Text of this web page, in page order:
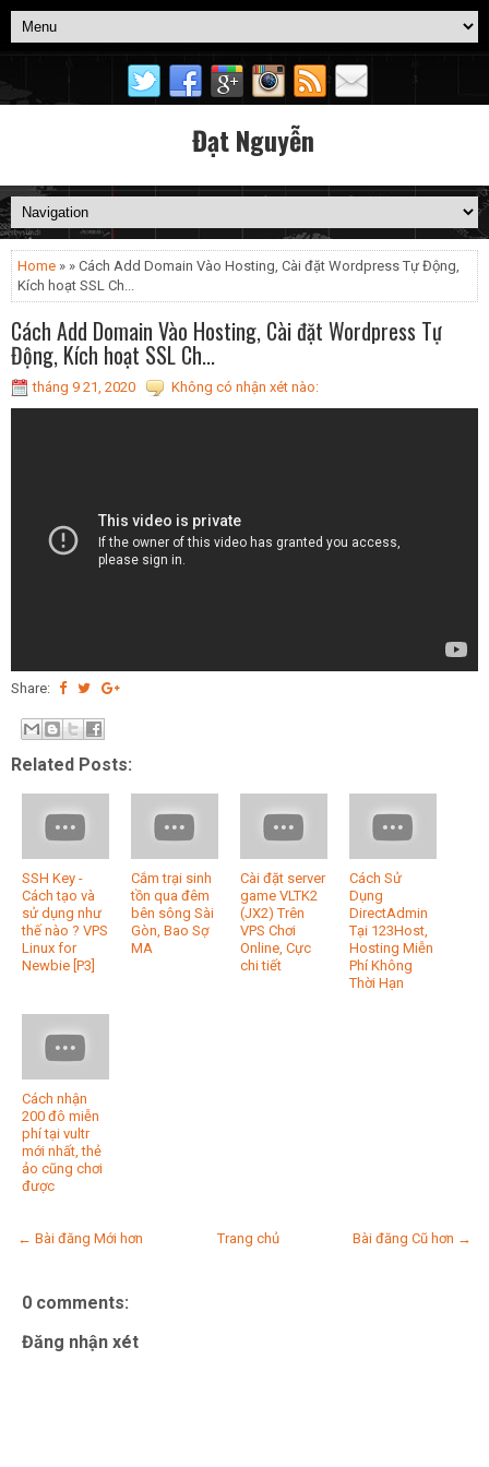
Đạt Nguyễn
Home » » Cách Add Domain Vào Hosting, Cài đặt Wordpress Tự Động,
Kích hoạt SSL Ch...
Cách Add Domain Vào Hosting, Cài đặt Wordpress Tự
Động, Kích hoạt SSL Ch...
tháng 9 21, 2020 Không có nhận xét nào:
Share:
Related Posts:
SSH Key -
Cách tạo và
sử dụng như
thế nào ? VPS
Linux for
Newbie [P3]
Cắm trại sinh
tồn qua đêm
bên sông Sài
Gòn, Bao Sợ
MA
Cài đặt server
game VLTK2
(JX2) Trên
VPS Chơi
Online, Cực
chi tiết
Cách Sử
Dụng
DirectAdmin
Tại 123Host,
Hosting Miễn
Phí Không
Thời Hạn
Cách nhận
200 đô miễn
phí tại vultr
mới nhất, thẻ
ảo cũng chơi
được
← Bài đăng Mới hơn Bài đăng Cũ hơn →
Trang chủ
0 comments:
Đăng nhận xét